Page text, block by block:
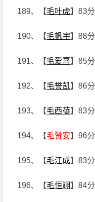
189、【毛叶虎】83分
190、【毛帆宇】88分
191、【毛爱熹】85分
192、【毛誉凯】86分
193、【毛西蓓】83分
194、【毛赞安】96分
195、【毛江成】83分
196、【毛恒翊】84分